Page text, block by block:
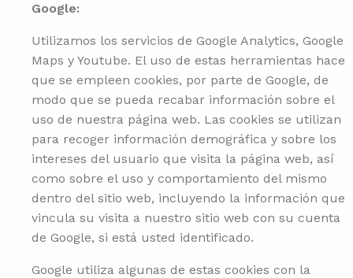
Google:
Utilizamos los servicios de Google Analytics, Google
Maps y Youtube. El uso de estas herramientas hace
que se empleen cookies, por parte de Google, de
modo que se pueda recabar información sobre el
uso de nuestra página web. Las cookies se utilizan
para recoger información demográfica y sobre los
intereses del usuario que visita la página web, así
como sobre el uso y comportamiento del mismo
dentro del sitio web, incluyendo la información que
vincula su visita a nuestro sitio web con su cuenta
de Google, si está usted identificado.
Google utiliza algunas de estas cookies con la